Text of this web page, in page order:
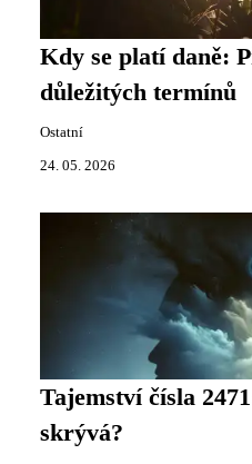
Kdy se platí daně:
důležitých termínů
Ostatní
24. 05. 2026
Tajemství čísla
skrývá?